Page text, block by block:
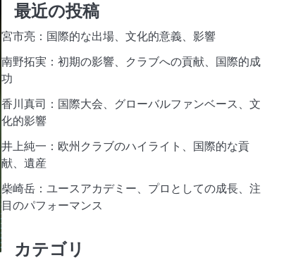
最近の投稿
宮市亮：国際的な出場、文化的意義、影響
南野拓実：初期の影響、クラブへの貢献、国際的成
功
香川真司：国際大会、グローバルファンベース、文
化的影響
井上純一：欧州クラブのハイライト、国際的な貢
献、遺産
柴崎岳：ユースアカデミー、プロとしての成長、注
目のパフォーマンス
カテゴリ